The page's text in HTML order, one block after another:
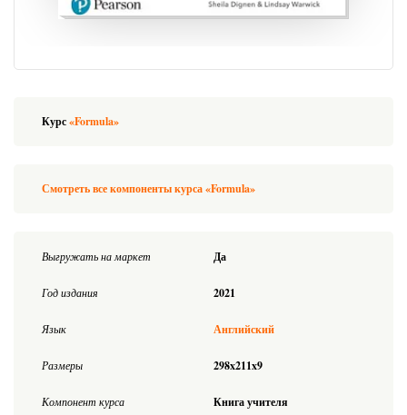
Курс«Formula»
Смотреть все компоненты курса «Formula»
Выгружать на маркет Да
Год издания 2021
Язык Английский
Размеры 298x211x9
Компонент курса Книга учителя